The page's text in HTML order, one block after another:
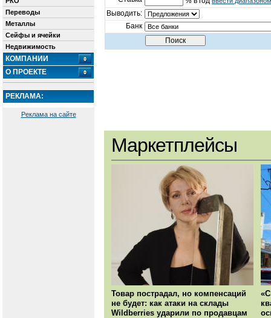
Переводы
Металлы
Сейфы и ячейки
Недвижимость
КОМПАНИИ
О ПРОЕКТЕ
РЕКЛАМА:
Реклама на сайте
Выводить:
Банк
Маркетплейсы
Товар пострадал, но компенсаций
не будет: как атаки на склады
Wildberries ударили по продавцам